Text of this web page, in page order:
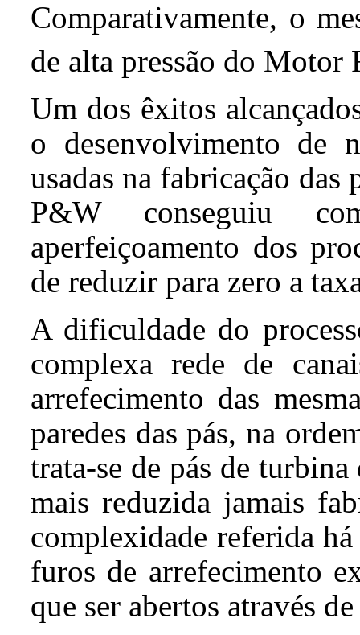
Comparativamente, o
de alta pressão do Motor
Um dos êxitos
o desenvolvimento de
usadas na fabricação das
P&W conseguiu
aperfeiçoamento dos
de reduzir para zero a
A dificuldade do
complexa rede de
arrefecimento das
paredes das pás, na
trata-se de pás de turbina
mais reduzida jamais
complexidade referida
furos de arrefecimento
que ser abertos através